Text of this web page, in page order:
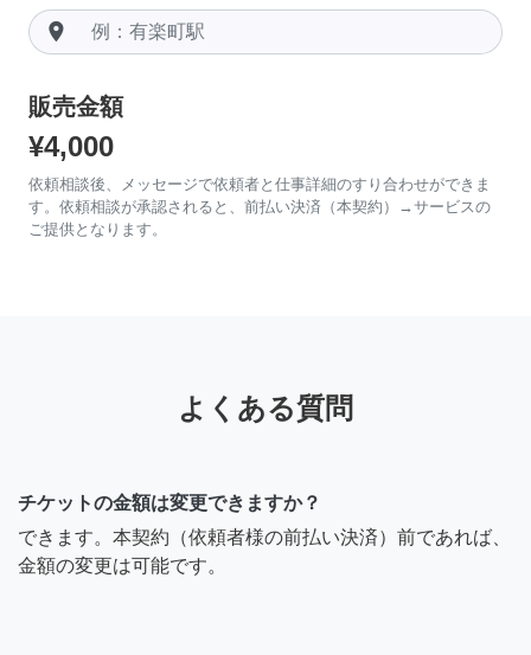
room
販売金額
¥4,000
依頼相談後、メッセージで依頼者と仕事詳細のすり合わせができま
す。依頼相談が承認されると、前払い決済（本契約）→サービスの
ご提供となります。
よくある質問
チケットの金額は変更できますか？
できます。本契約（依頼者様の前払い決済）前であれば、
金額の変更は可能です。